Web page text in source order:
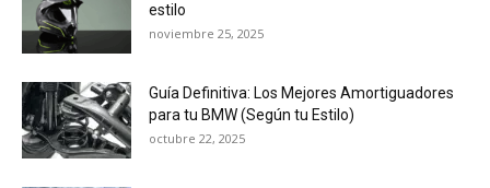
estilo
noviembre 25, 2025
Guía Definitiva: Los Mejores Amortiguadores
para tu BMW (Según tu Estilo)
octubre 22, 2025